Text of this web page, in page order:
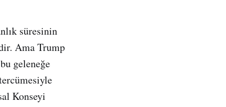
süresinin
Ama Trump
geleneğe
Konseyi